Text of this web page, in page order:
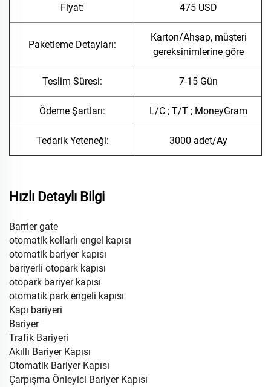
Fiyat: 475 USD
Paketleme Detayları:
Karton/Ahşap, müşteri
gereksinimlerine göre
Teslim Süresi: 7-15 Gün
Ödeme Şartları: L/C ; T/T ; MoneyGram
Tedarik Yeteneği: 3000 adet/Ay
Hızlı Detaylı Bilgi
Barrier gate
otomatik kollarlı engel kapısı
otomatik bariyer kapısı
bariyerli otopark kapısı
otopark bariyer kapısı
otomatik park engeli kapısı
Kapı bariyeri
Bariyer
Trafik Bariyeri
Akıllı Bariyer Kapısı
Otomatik Bariyer Kapısı
Çarpışma Önleyici Bariyer Kapısı